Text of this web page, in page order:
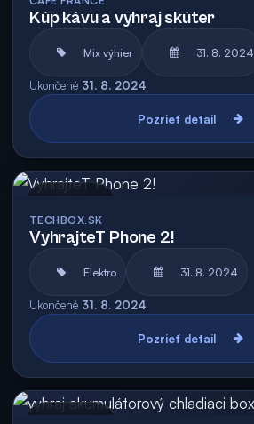
Kúp kávu a vyhraj skúter
Mix výhier 31. 8. 2024
Ukončené 31. 8. 2024
Pozrieť detail
TECHBOX.SK
VyhrajteT Phone 2!
Elektro 31. 8. 2024
Ukončené 31. 8. 2024
Pozrieť detail